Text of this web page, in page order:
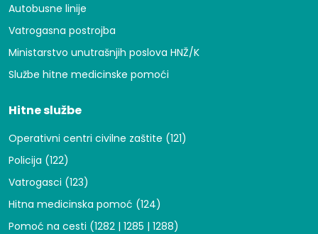
Autobusne linije
Vatrogasna postrojba
Ministarstvo unutrašnjih poslova HNŽ/K
Službe hitne medicinske pomoći
Hitne službe
Operativni centri civilne zaštite (121)
Policija (122)
Vatrogasci (123)
Hitna medicinska pomoć (124)
Pomoć na cesti (1282 | 1285 | 1288)